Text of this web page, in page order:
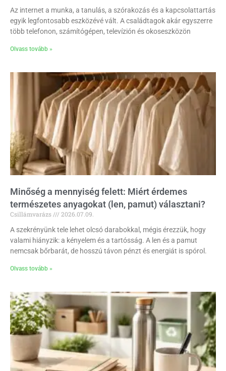
Az internet a munka, a tanulás, a szórakozás és a kapcsolattartás
egyik legfontosabb eszközévé vált. A családtagok akár egyszerre
több telefonon, számítógépen, televízión és okoseszközön
Olvass tovább »
Minőség a mennyiség felett: Miért érdemes
természetes anyagokat (len, pamut) választani?
Csillámvarázs
2026.07.09.
A szekrényünk tele lehet olcsó darabokkal, mégis érezzük, hogy
valami hiányzik: a kényelem és a tartósság. A len és a pamut
nemcsak bőrbarát, de hosszú távon pénzt és energiát is spórol.
Olvass tovább »